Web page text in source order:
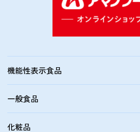
機能性表示食品
一般食品
化粧品